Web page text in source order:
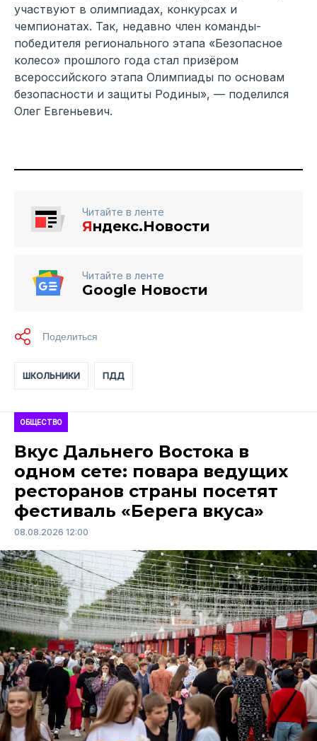
участвуют в олимпиадах, конкурсах и
чемпионатах. Так, недавно член команды-
победителя регионального этапа «Безопасное
колесо» прошлого года стал призёром
всероссийского этапа Олимпиады по основам
безопасности и защиты Родины», — поделился
Олег Евгеньевич.
Читайте в ленте
Яндекс.Новости
Читайте в ленте
Google Новости
ШКОЛЬНИКИ ПДД
ОБЩЕСТВО
Вкус Дальнего Востока в
одном сете: повара ведущих
ресторанов страны посетят
фестиваль «Берега вкуса»
08.08.2026 12:00